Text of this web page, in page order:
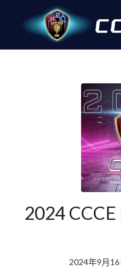
2024
2024年9月16